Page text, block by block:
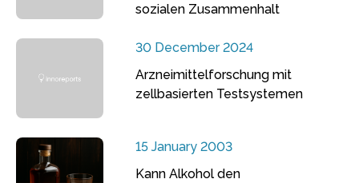
sozialen Zusammenhalt
30 December 2024
Arzneimittelforschung mit
zellbasierten Testsystemen
15 January 2003
Kann Alkohol den